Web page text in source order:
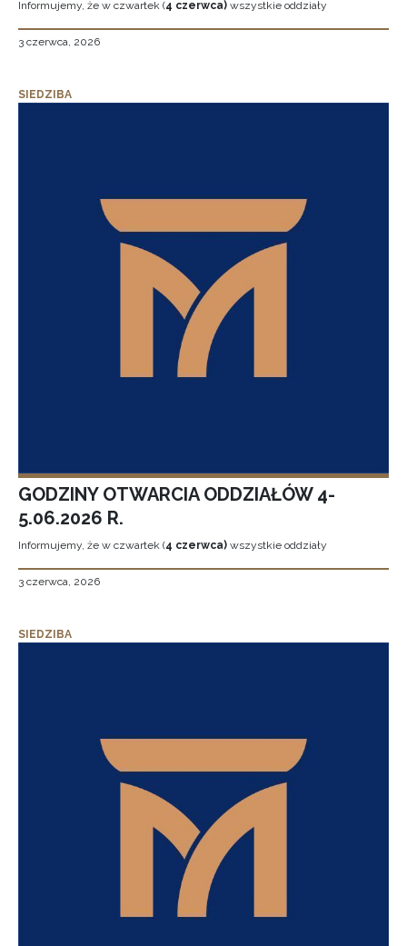
Informujemy, że w czwartek (4 czerwca) wszystkie oddziały
3 czerwca, 2026
SIEDZIBA
GODZINY OTWARCIA ODDZIAŁÓW 4-
5.06.2026 R.
Informujemy, że w czwartek (4 czerwca) wszystkie oddziały
3 czerwca, 2026
SIEDZIBA